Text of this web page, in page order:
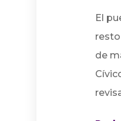
El
de